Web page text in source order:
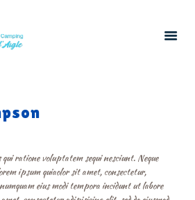
&
ratione voluptatem sequi nesciunt. Neque
ipsum quiaolor sit amet, consectetur,
eius modi tempora incidunt ut labore